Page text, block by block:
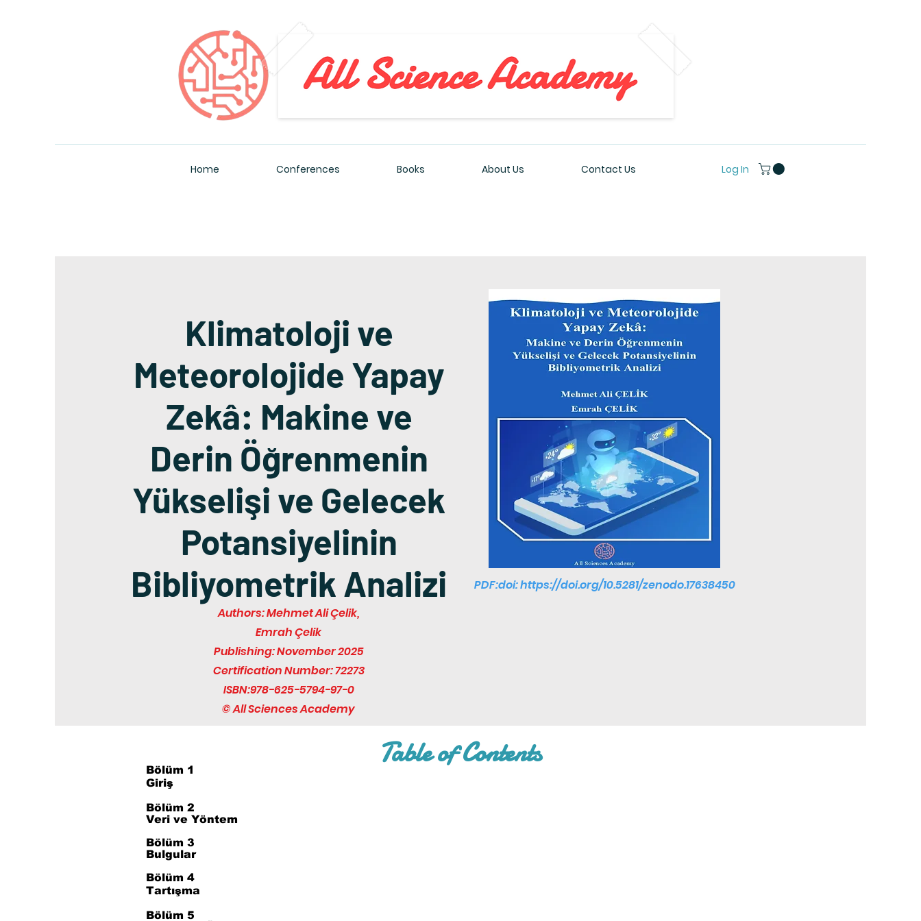
All Sciences Academy
Home Conferences Books About Us Contact Us Log In
Klimatoloji ve
Meteorolojide Yapay
Zekâ: Makine ve
Derin Öğrenmenin
Yükselişi ve Gelecek
Potansiyelinin
Bibliyometrik Analizi
Authors: Mehmet Ali Çelik,
Emrah Çelik
Publishing: November 2025
Certification Number: 72273
ISBN:978-625-5794-97-0
© All Sciences Academy
PDF:doi:https://doi.org/10.5281/zenodo.17638450
Table of Contents
Bölüm 1
Giriş
Bölüm 2
Veri ve Yöntem
Bölüm 3
Bulgular
Bölüm 4
Tartışma
Bölüm 5